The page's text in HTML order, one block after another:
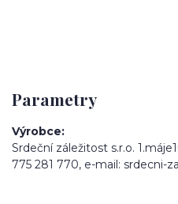
Parametry
Výrobce
Srdeční záležitost s.r.o.
775 281 770, e-mail: srdecni-